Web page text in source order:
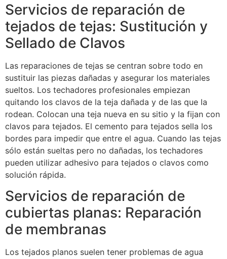
Servicios de reparación de
tejados de tejas: Sustitución y
Sellado de Clavos
Las reparaciones de tejas se centran sobre todo en
sustituir las piezas dañadas y asegurar los materiales
sueltos. Los techadores profesionales empiezan
quitando los clavos de la teja dañada y de las que la
rodean. Colocan una teja nueva en su sitio y la fijan con
clavos para tejados. El cemento para tejados sella los
bordes para impedir que entre el agua. Cuando las tejas
sólo están sueltas pero no dañadas, los techadores
pueden utilizar adhesivo para tejados o clavos como
solución rápida.
Servicios de reparación de
cubiertas planas: Reparación
de membranas
Los tejados planos suelen tener problemas de agua